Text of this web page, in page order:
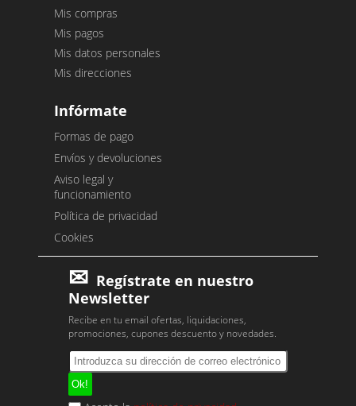
Mis compras
Mis pagos
Mis datos personales
Mis direcciones
Infórmate
Formas de pago
Envíos y devoluciones
Aviso legal y
funcionamiento
Política de privacidad
Cookies
Regístrate en nuestro
Newsletter
Recibe en tu email ofertas, liquidaciones,
promociones, cupones descuento y novedades.